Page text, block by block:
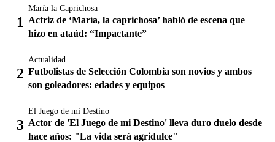
María la Caprichosa
Actriz de ‘María, la caprichosa’ habló de escena que
hizo en ataúd: “Impactante”
Actualidad
Futbolistas de Selección Colombia son novios y ambos
son goleadores: edades y equipos
El Juego de mi Destino
Actor de 'El Juego de mi Destino' lleva duro duelo desde
hace años: "La vida será agridulce"